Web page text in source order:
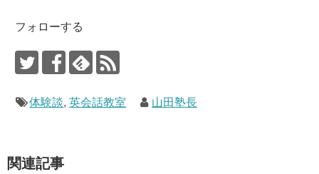
フォローする
体験談,英会話教室 山田塾長
関連記事